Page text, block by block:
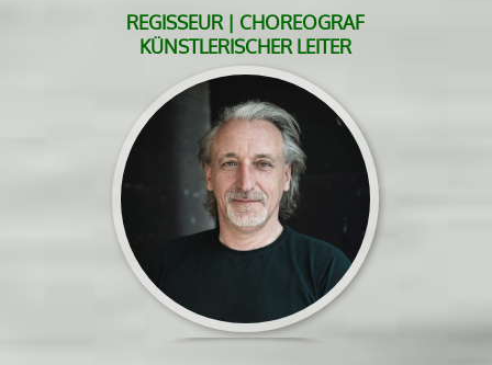
REGISSEUR | CHOREOGRAF
KÜNSTLERISCHER LEITER